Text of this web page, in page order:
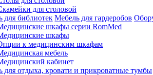
для столовой
для библиотек Мебель для гардеробов
шкафы серии RomMed
шкафы
к медицинским шкафам
мебель
кабинет
для отдыха, кровати и прикроватные тумбы